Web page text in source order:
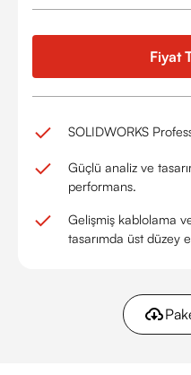
Fiyat
SOLIDWORKS
Güçlü analiz ve
performans.
Gelişmiş kablolama
tasarımda üst düzey